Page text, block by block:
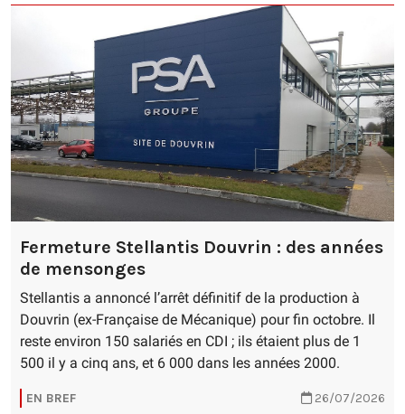
Fermeture Stellantis Douvrin : des années
de mensonges
Stellantis a annoncé l’arrêt définitif de la production à
Douvrin (ex-Française de Mécanique) pour fin octobre. Il
reste environ 150 salariés en CDI ; ils étaient plus de 1
500 il y a cinq ans, et 6 000 dans les années 2000.
EN BREF 26/07/2026